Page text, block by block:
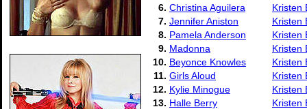
6. Christina Aguilera
7. Jennifer Aniston
8. Pamela Anderson
9. Madonna
10. Beyonce Knowles
11. Girls Aloud
12. Kylie Minogue
13. Halle Berry
Kristen
Kristen
Kristen
Kristen
Kristen
Kristen
Kristen
Kristen